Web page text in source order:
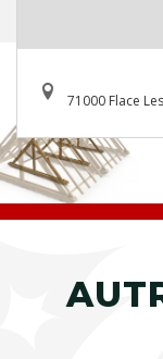
71000 Flace